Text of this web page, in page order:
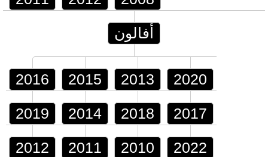
أفالون
2016 2015 2013 2020
2019 2014 2018 2017
2012 2011 2010 2022